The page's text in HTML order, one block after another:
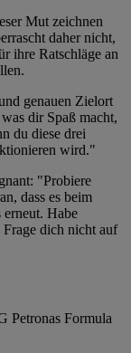
Mut zeichnen
daher nicht,
ihre Ratschläge an
genauen Zielort
dir Spaß macht,
du diese drei
wird."
"Probiere
dass es beim
erneut. Habe
Frage dich nicht auf
Petronas Formula